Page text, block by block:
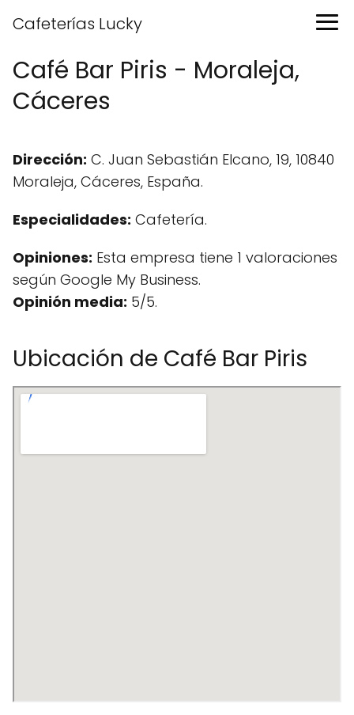
Cafeterías Lucky
Café Bar Piris - Moraleja,
Cáceres
Dirección: C. Juan Sebastián Elcano, 19, 10840
Moraleja, Cáceres, España.
Especialidades: Cafetería.
Opiniones: Esta empresa tiene 1 valoraciones
según Google My Business.
Opinión media: 5/5.
Ubicación de Café Bar Piris